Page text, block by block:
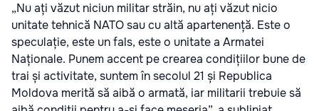
„Nu ați văzut niciun militar străin, nu ați văzut nicio
unitate tehnică NATO sau cu altă apartenență. Este o
speculație, este un fals, este o unitate a Armatei
Naționale. Punem accent pe crearea condițiilor bune de
trai și activitate, suntem în secolul 21 și Republica
Moldova merită să aibă o armată, iar militarii trebuie să